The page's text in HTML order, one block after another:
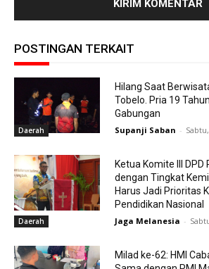
POSTINGAN TERKAIT
Daerah
Hilang Saat
Tobelo. Pria 19
Gabungan
Supanji Saban -
Daerah
Ketua Komite III DPD
dengan Tingkat
Harus Jadi Prioritas
Pendidikan Nasional
Jaga Melanesia -
Milad ke-62: HMI